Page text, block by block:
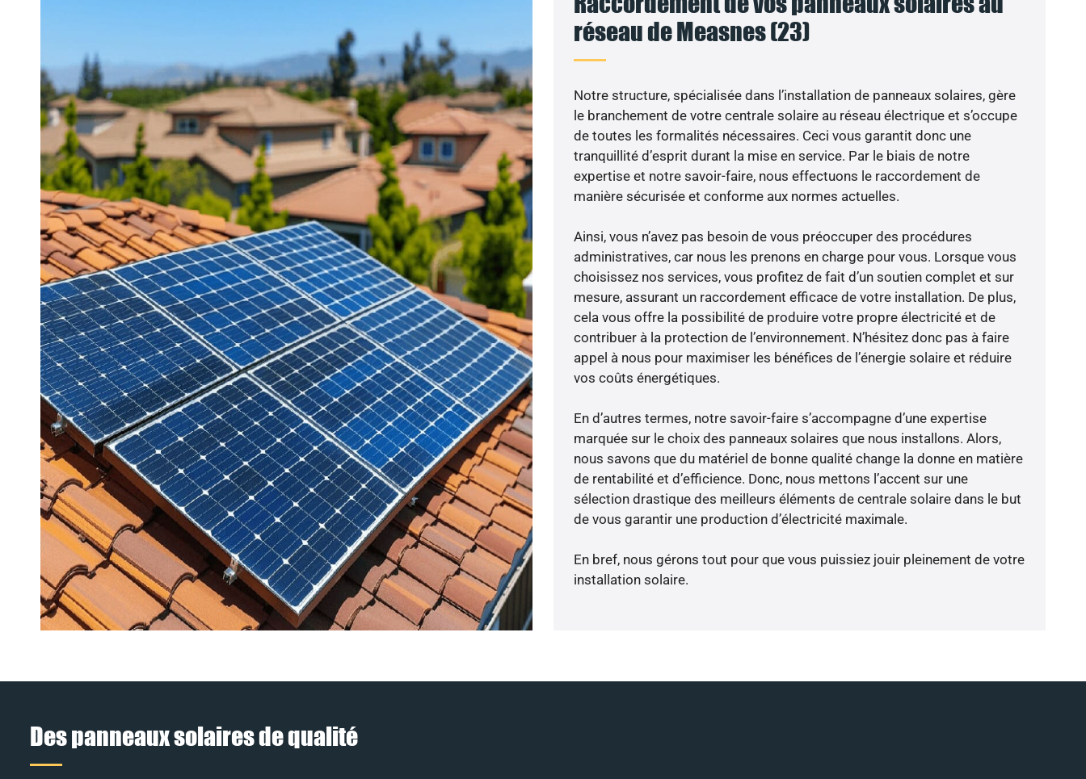
réseau de Measnes (23)
Notre structure, spécialisée dans l’installation de panneaux solaires, gère
le branchement de votre centrale solaire au réseau électrique et s’occupe
de toutes les formalités nécessaires. Ceci vous garantit donc une
tranquillité d’esprit durant la mise en service. Par le biais de notre
expertise et notre savoir-faire, nous effectuons le raccordement de
manière sécurisée et conforme aux normes actuelles.
Ainsi, vous n’avez pas besoin de vous préoccuper des procédures
administratives, car nous les prenons en charge pour vous. Lorsque vous
choisissez nos services, vous profitez de fait d’un soutien complet et sur
mesure, assurant un raccordement efficace de votre installation. De plus,
cela vous offre la possibilité de produire votre propre électricité et de
contribuer à la protection de l’environnement. N’hésitez donc pas à faire
appel à nous pour maximiser les bénéfices de l’énergie solaire et réduire
vos coûts énergétiques.
En d’autres termes, notre savoir-faire s’accompagne d’une expertise
marquée sur le choix des panneaux solaires que nous installons. Alors,
nous savons que du matériel de bonne qualité change la donne en matière
de rentabilité et d’efficience. Donc, nous mettons l’accent sur une
sélection drastique des meilleurs éléments de centrale solaire dans le but
de vous garantir une production d’électricité maximale.
En bref, nous gérons tout pour que vous puissiez jouir pleinement de votre
installation solaire.
Des panneaux solaires de qualité